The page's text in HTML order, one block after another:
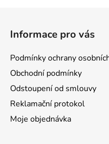
Informace pro vás
Podmínky ochrany
Obchodní podmínky
Odstoupení od smlouvy
Reklamační protokol
Moje objednávka